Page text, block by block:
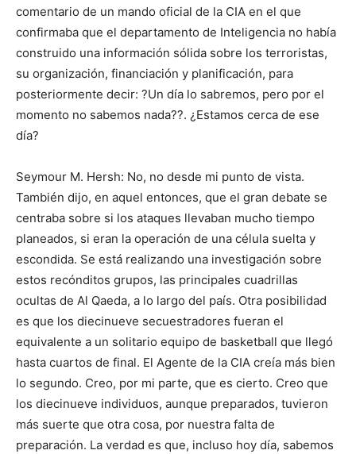
comentario de un mando oficial de la CIA en el que
confirmaba que el departamento de Inteligencia no había
construido una información sólida sobre los terroristas,
su organización, financiación y planificación, para
posteriormente decir: ?Un día lo sabremos, pero por el
momento no sabemos nada??. ¿Estamos cerca de ese
día?
Seymour M. Hersh: No, no desde mi punto de vista.
También dijo, en aquel entonces, que el gran debate se
centraba sobre si los ataques llevaban mucho tiempo
planeados, si eran la operación de una célula suelta y
escondida. Se está realizando una investigación sobre
estos recónditos grupos, las principales cuadrillas
ocultas de Al Qaeda, a lo largo del país. Otra posibilidad
es que los diecinueve secuestradores fueran el
equivalente a un solitario equipo de basketball que llegó
hasta cuartos de final. El Agente de la CIA creía más bien
lo segundo. Creo, por mi parte, que es cierto. Creo que
los diecinueve individuos, aunque preparados, tuvieron
más suerte que otra cosa, por nuestra falta de
preparación. La verdad es que, incluso hoy día, sabemos